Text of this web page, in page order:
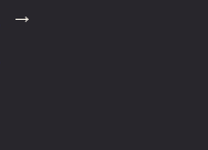
→